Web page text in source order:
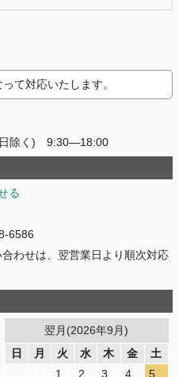
て対応いたします。
日除く) 9:30―18:00
る
6586
わせは、翌営業日より順次対応
翌月(2026年9月)
日
月 火 水 木 金
土
1
2 3 4 5